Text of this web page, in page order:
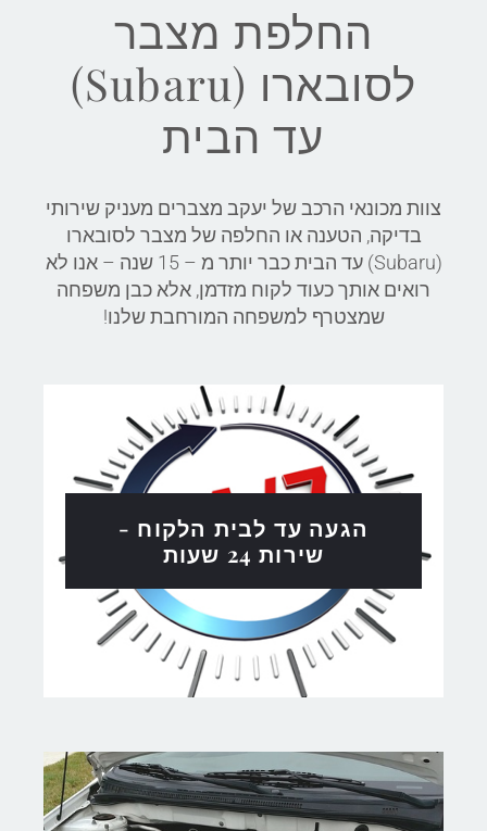
החלפת מצבר
לסובארו (Subaru)
עד הבית
צוות מכונאי הרכב של יעקב מצברים מעניק שירותי
בדיקה, הטענה או החלפה של מצבר לסובארו
(Subaru) עד הבית כבר יותר מ – 15 שנה – אנו לא
רואים אותך כעוד לקוח מזדמן, אלא כבן משפחה
שמצטרף למשפחה המורחבת שלנו!
הגעה עד לבית הלקוח -
שירות 24 שעות